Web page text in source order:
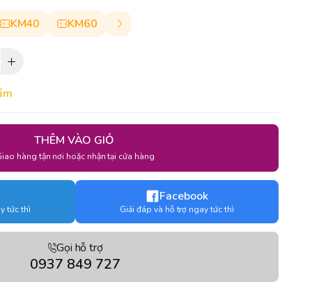
KM40 KM60
THÊM VÀO GIỎ
hàng tận nơi hoặc nhận tại cửa hàng
tức thì
Facebook
Giải đáp và hỗ trợ ngay tức thì
Gọi hỗ trợ
0937 849 727